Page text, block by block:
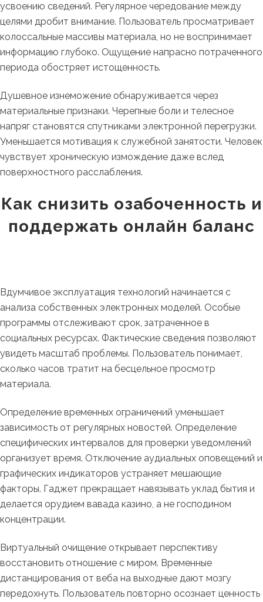
усвоению сведений. Регулярное чередование между
целями дробит внимание. Пользователь просматривает
колоссальные массивы материала, но не воспринимает
информацию глубоко. Ощущение напрасно потраченного
периода обостряет истощенность.
Душевное изнеможение обнаруживается через
материальные признаки. Черепные боли и телесное
напряг становятся спутниками электронной перегрузки.
Уменьшается мотивация к служебной занятости. Человек
чувствует хроническую измождение даже вслед
поверхностного расслабления.
Как снизить озабоченность и
поддержать онлайн баланс
Вдумчивое эксплуатация технологий начинается с
анализа собственных электронных моделей. Особые
программы отслеживают срок, затраченное в
социальных ресурсах. Фактические сведения позволяют
увидеть масштаб проблемы. Пользователь понимает,
сколько часов тратит на бесцельное просмотр
материала.
Определение временных ограничений уменьшает
зависимость от регулярных новостей. Определение
специфических интервалов для проверки уведомлений
организует время. Отключение аудиальных оповещений и
графических индикаторов устраняет мешающие
факторы. Гаджет прекращает навязывать уклад бытия и
делается орудием вавада казино, а не господином
концентрации.
Виртуальный очищение открывает перспективу
восстановить отношение с миром. Временные
дистанцирования от веба на выходные дают мозгу
передохнуть. Пользователь повторно осознает ценность